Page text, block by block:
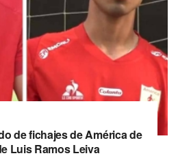
de fichajes de América de
Luis Ramos Leiva